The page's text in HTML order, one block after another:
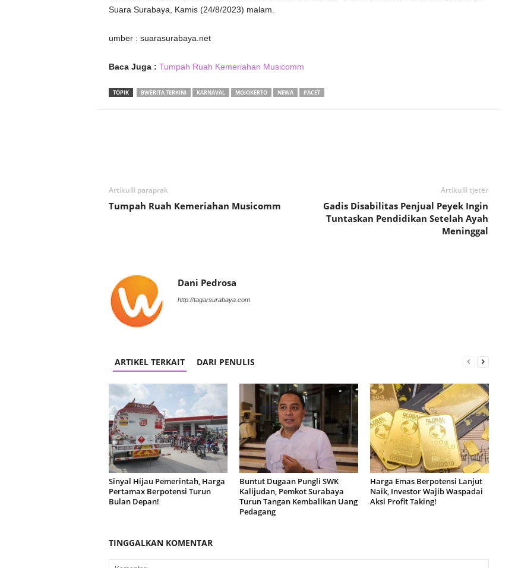
Suara Surabaya, Kamis (24/8/2023) malam.
umber : suarasurabaya.net
Baca Juga : Tumpah Ruah Kemeriahan Musicomm
TOPIK BWERITA TERKINI KARNAVAL MOJOKERTO NEWA PACET
Artikulli paraprak
Tumpah Ruah Kemeriahan Musicomm
Artikulli tjetër
Gadis Disabilitas Penjual Peyek Ingin
Tuntaskan Pendidikan Setelah Ayah
Meninggal
Dani Pedrosa
http://tagarsurabaya.com
ARTIKEL TERKAIT DARI PENULIS
Sinyal Hijau Pemerintah, Harga
Pertamax Berpotensi Turun
Bulan Depan!
Buntut Dugaan Pungli SWK
Kalijudan, Pemkot Surabaya
Turun Tangan Kembalikan Uang
Pedagang
Harga Emas Berpotensi Lanjut
Naik, Investor Wajib Waspadai
Aksi Profit Taking!
TINGGALKAN KOMENTAR